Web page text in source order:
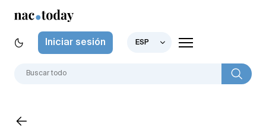
Iniciar sesión ESP